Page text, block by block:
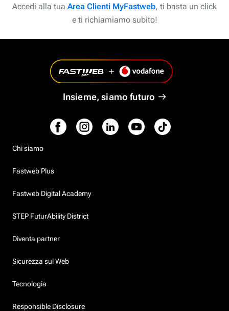
Accedi alla tua Area Clienti MyFastweb, ti basta un click
e ti richiamiamo subito!
Insieme, siamo futuro
Chi siamo
Fastweb Plus
Fastweb Digital Academy
STEP FuturAbility District
Diventa partner
Sicurezza sul Web
Tecnologia
Responsible Disclosure